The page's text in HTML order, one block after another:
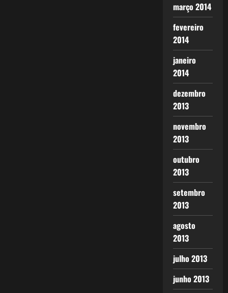
março 2014
fevereiro
2014
janeiro
2014
dezembro
2013
novembro
2013
outubro
2013
setembro
2013
agosto
2013
julho 2013
junho 2013